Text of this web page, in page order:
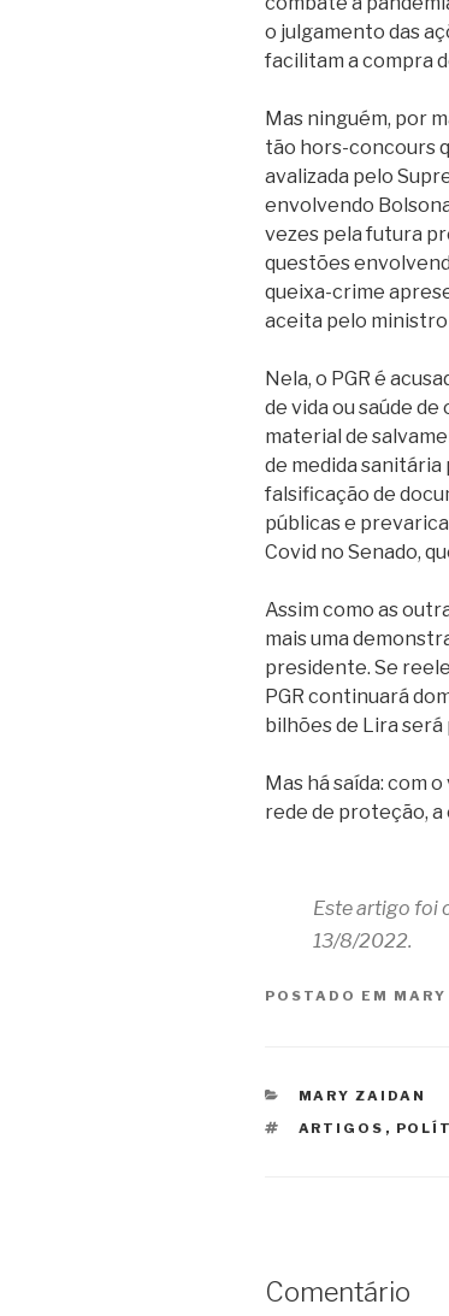
o julgamento das
facilitam a compra
Mas ninguém, por
tão hors-concours
avalizada pelo
envolvendo
vezes pela futura
questões
queixa-crime
aceita pelo
Nela, o PGR é
de vida ou saúde
material de
de medida
falsificação de
públicas e
Covid no Senado,
Assim como as
mais uma
presidente. Se
PGR continuará
bilhões de Lira
Mas há saída: com
rede de proteção, a
Este artigo foi
13/8/2022.
POSTADO EM
CATEGORIAS
MARY ZAIDAN
TAGS
ARTIGOS ,
Comentário